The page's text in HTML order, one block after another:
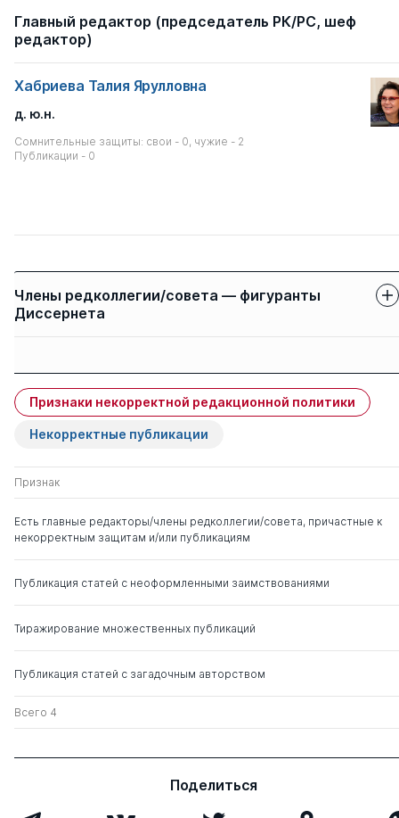
Главный редактор (председатель РК/РС, шеф
редактор)
Хабриева Талия Ярулловна
д. ю.н.
Сомнительные защиты: свои - 0, чужие - 2
Публикации - 0
Члены редколлегии/совета — фигуранты
Диссернета
Лазарев Валерий
Васильевич
д. ю.н. 0 3
Черногор Николай
Николаевич
Ярков Владимир
Владимирович
д. ю.н.
Признаки некорректной редакционной политики
Некорректные публикации
Признак
Есть главные редакторы/члены редколлегии/совета, причастные к
некорректным защитам и/или публикациям
Публикация статей с неоформленными заимствованиями
Тиражирование множественных публикаций
Публикация статей с загадочным авторством
Всего 4
Поделиться